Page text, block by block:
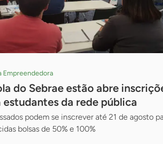
Empreendedora
do Sebrae estão abre
estudantes da rede pública
podem se inscrever até 21 de agosto
bolsas de 50% e 100%